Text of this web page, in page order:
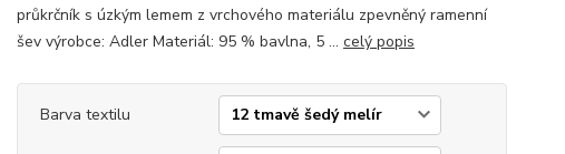
průkrčník s úzkým lemem z vrchového materiálu zpevněný ramenní
šev výrobce: Adler Materiál: 95 % bavlna, 5 ... celý popis
Barva textilu